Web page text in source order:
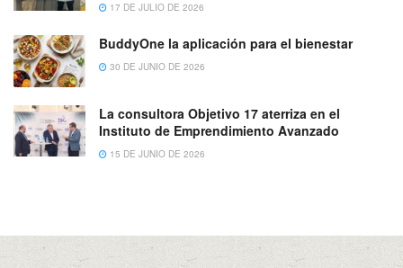
17 DE JULIO DE 2026
BuddyOne la aplicación para el bienestar
30 DE JUNIO DE 2026
La consultora Objetivo 17 aterriza en el
Instituto de Emprendimiento Avanzado
15 DE JUNIO DE 2026